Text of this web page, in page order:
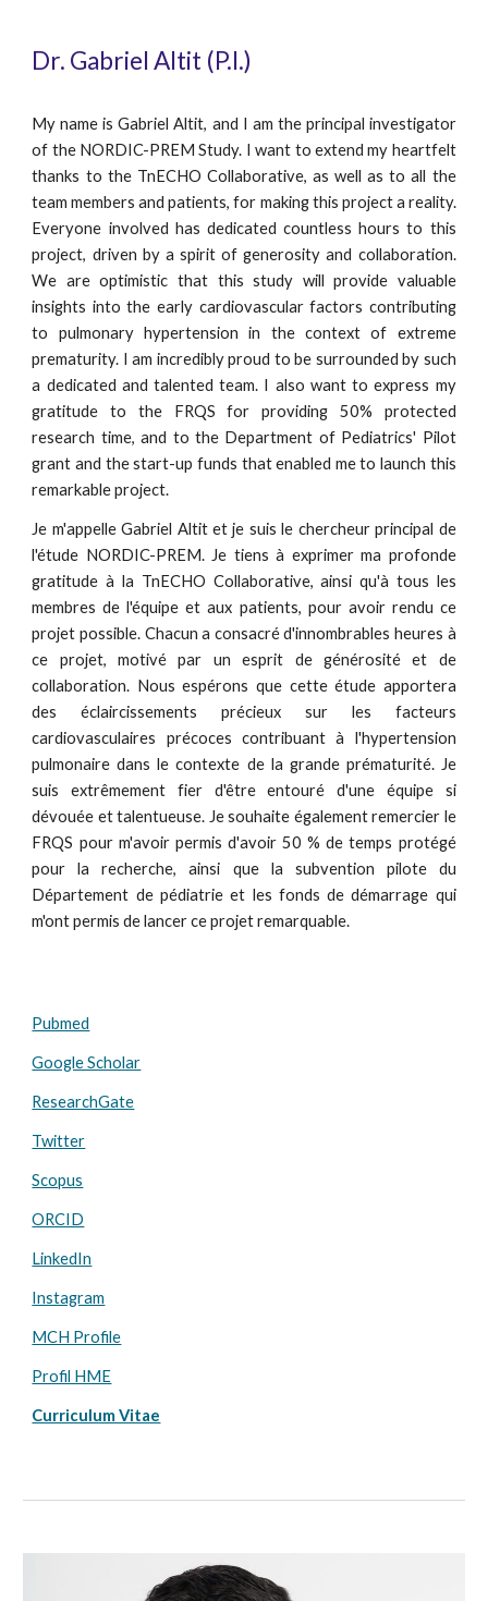
Dr. Gabriel Altit (P.I.)
My name is Gabriel Altit, and I am the principal investigator
of the NORDIC-PREM Study. I want to extend my heartfelt
thanks to the TnECHO Collaborative, as well as to all the
team members and patients, for making this project a reality.
Everyone involved has dedicated countless hours to this
project, driven by a spirit of generosity and collaboration.
We are optimistic that this study will provide valuable
insights into the early cardiovascular factors contributing
to pulmonary hypertension in the context of extreme
prematurity. I am incredibly proud to be surrounded by such
a dedicated and talented team. I also want to express my
gratitude to the FRQS for providing 50% protected
research time, and to the Department of Pediatrics' Pilot
grant and the start-up funds that enabled me to launch this
remarkable project.
Je m'appelle Gabriel Altit et je suis le chercheur principal de
l'étude NORDIC-PREM. Je tiens à exprimer ma profonde
gratitude à la TnECHO Collaborative, ainsi qu'à tous les
membres de l'équipe et aux patients, pour avoir rendu ce
projet possible. Chacun a consacré d'innombrables heures à
ce projet, motivé par un esprit de générosité et de
collaboration. Nous espérons que cette étude apportera
des éclaircissements précieux sur les facteurs
cardiovasculaires précoces contribuant à l'hypertension
pulmonaire dans le contexte de la grande prématurité. Je
suis extrêmement fier d'être entouré d'une équipe si
dévouée et talentueuse. Je souhaite également remercier le
FRQS pour m'avoir permis d'avoir 50 % de temps protégé
pour la recherche, ainsi que la subvention pilote du
Département de pédiatrie et les fonds de démarrage qui
m'ont permis de lancer ce projet remarquable.
Pubmed
Google Scholar
ResearchGate
Twitter
Scopus
ORCID
LinkedIn
Instagram
MCH Profile
Profil HME
Curriculum Vitae